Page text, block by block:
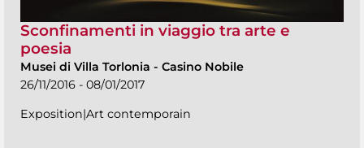
Sconfinamenti in viaggio tra arte e
poesia
Musei di Villa Torlonia - Casino Nobile
26/11/2016 - 08/01/2017
Exposition|Art contemporain